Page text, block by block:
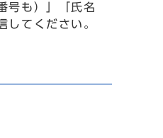
号も）」「氏名
してください。